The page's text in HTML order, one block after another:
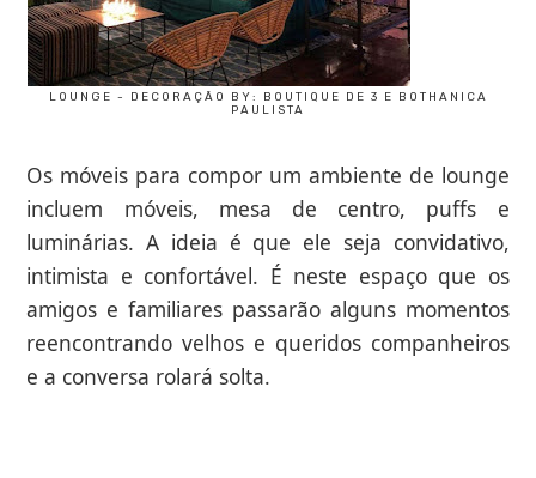
LOUNGE - DECORAÇÃO BY: BOUTIQUE DE 3 E BOTHANICA
PAULISTA
Os móveis para compor um ambiente de lounge
incluem móveis, mesa de centro, puffs e
luminárias. A ideia é que ele seja convidativo,
intimista e confortável. É neste espaço que os
amigos e familiares passarão alguns momentos
reencontrando velhos e queridos companheiros
e a conversa rolará solta.